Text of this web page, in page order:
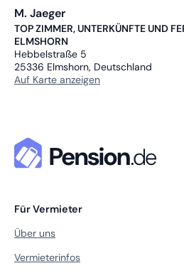
M. Jaeger
TOP ZIMMER, UNTERKÜNFTE UND
ELMSHORN
Hebbelstraße 5
25336 Elmshorn, Deutschland
Auf Karte anzeigen
Für Vermieter
Über uns
Vermieterinfos